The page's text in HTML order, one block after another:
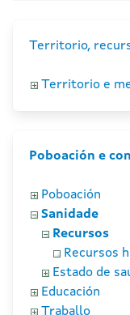
Territorio,
Territorio e
Poboación e
Poboación
Sanidade
Recursos
Recursos
Estado de
Educación
Traballo